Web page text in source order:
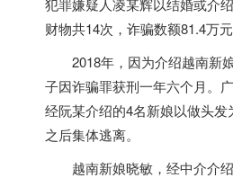
犯罪嫌疑人凌某辉以结婚或介
财物共14次，诈骗数额81.4万元
2018年，因为介绍越南新
子因诈骗罪获刑一年六个月。
经阮某介绍的4名新娘以做头发
之后集体逃离。
越南新娘晓敏，经中介介